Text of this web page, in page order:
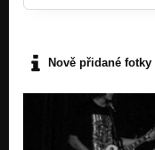
Nově přidané fotky